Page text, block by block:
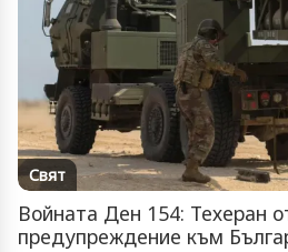
Свят
Войната Ден 154: Техеран
предупреждение към